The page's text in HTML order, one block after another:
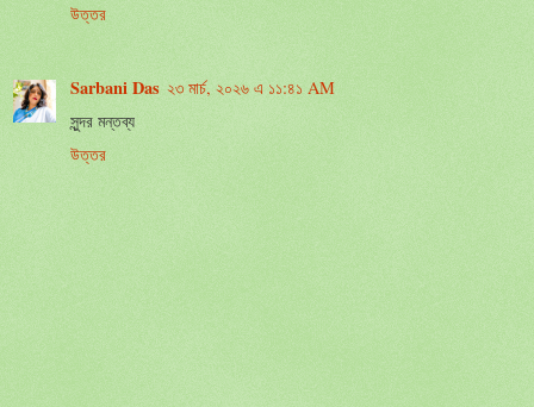
উত্তর
Sarbani Das ২৩ মার্চ, ২০২৬ এ ১১:৪১ AM
সুন্দর মন্তব্য
উত্তর